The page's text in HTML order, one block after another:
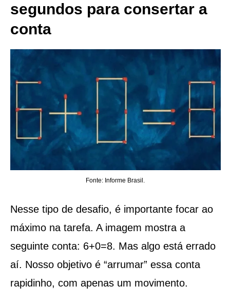
segundos para consertar a
conta
Fonte: Informe Brasil.
Nesse tipo de desafio, é importante focar ao
máximo na tarefa. A imagem mostra a
seguinte conta: 6+0=8. Mas algo está errado
aí. Nosso objetivo é “arrumar” essa conta
rapidinho, com apenas um movimento.